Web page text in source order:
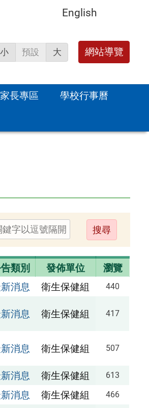
English
小 預設 大 網站導覽
長專區
學校行事曆
送
出
類別 發佈單位
瀏覽
消息 衛生保健組 440
消息 衛生保健組 417
消息 衛生保健組 507
消息 衛生保健組 613
消息 衛生保健組 466